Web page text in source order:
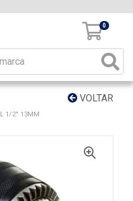
0
VOLTAR
1/2'' 13MM